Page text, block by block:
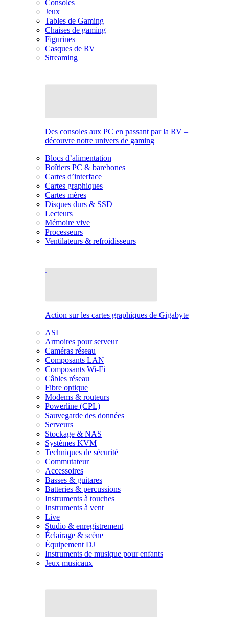
Consoles
Jeux
Tables de Gaming
Chaises de gaming
Figurines
Casques de RV
Streaming
Des consoles aux PC en passant par la RV –
découvre notre univers de gaming
Blocs d’alimentation
Boîtiers PC & barebones
Cartes d’interface
Cartes graphiques
Cartes mères
Disques durs & SSD
Lecteurs
Mémoire vive
Processeurs
Ventilateurs & refroidisseurs
Action sur les cartes graphiques de Gigabyte
ASI
Armoires pour serveur
Caméras réseau
Composants LAN
Composants Wi-Fi
Câbles réseau
Fibre optique
Modems & routeurs
Powerline (CPL)
Sauvegarde des données
Serveurs
Stockage & NAS
Systèmes KVM
Techniques de sécurité
Commutateur
Accessoires
Basses & guitares
Batteries & percussions
Instruments à touches
Instruments à vent
Live
Studio & enregistrement
Éclairage & scène
Équipement DJ
Instruments de musique pour enfants
Jeux musicaux